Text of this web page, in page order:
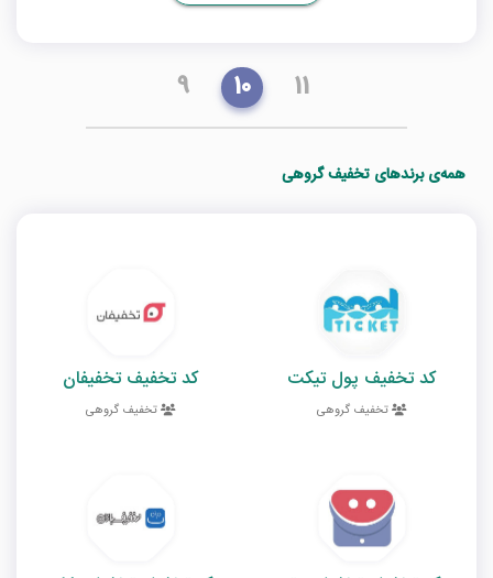
9 10 11
همه‌ی برندهای تخفیف گروهی
کد تخفیف پول تیکت
تخفیف گروهی
کد تخفیف تخفیفان
تخفیف گروهی